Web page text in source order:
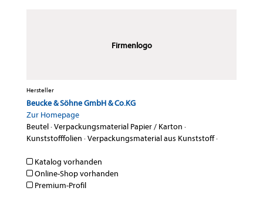
Firmenlogo
Hersteller
Beucke & Söhne GmbH & Co.KG
Zur Homepage
Beutel·Verpackungsmaterial Papier / Karton ·
Kunststofffolien ·Verpackungsmaterial aus Kunststoff·
Katalog vorhanden
Online-Shop vorhanden
Premium-Profil